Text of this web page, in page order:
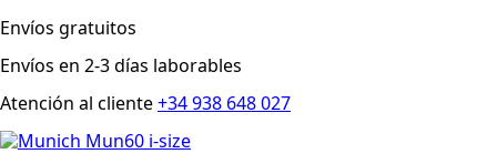
Envíos gratuitos
Envíos en 2-3 días laborables
Atención al cliente+34 938 648 027